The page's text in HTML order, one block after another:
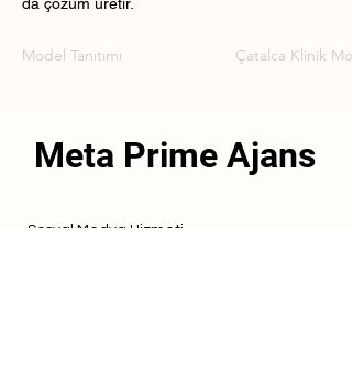
Model Tanıtımı Çatalca Klinik
Meta Prime Ajans
Sosyal Medya Hizmeti